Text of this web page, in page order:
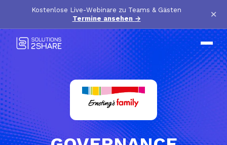
Kostenlose Live-Webinare zu Teams & Gästen
Termine ansehen → ×